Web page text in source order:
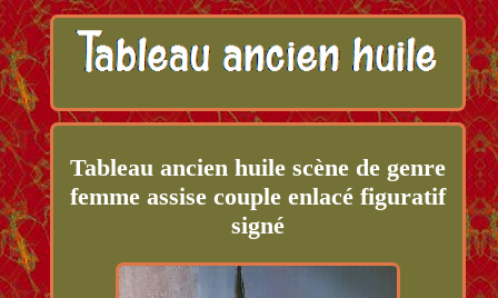
Tableau ancien huile scène de genre
femme assise couple enlacé figuratif
signé